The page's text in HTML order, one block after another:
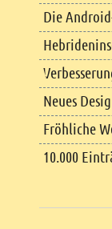
Copyright
Die
Neues
Fröhliche
10.000